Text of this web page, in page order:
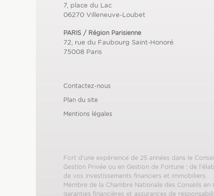
7, place du Lac
06270 Villeneuve-Loubet
PARIS / Région Parisienne
72, rue du Faubourg Saint-Honoré
75008 Paris
Contactez-nous
Plan du site
Mentions légales
Fort d’une expérience de 25 années dans le
Gestion Privée ou en Gestion de Fortune ; de
de vos investissements financiers et immobiliers.
Membre de la Chambre Nationale des Conseils en
garanties financières et assurances de